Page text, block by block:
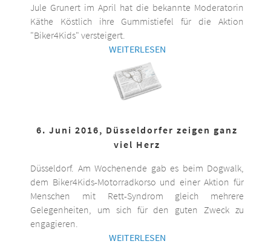
Jule Grunert im April hat die bekannte Moderatorin
Käthe Köstlich ihre Gummistiefel für die Aktion
"Biker4Kids" versteigert.
WEITERLESEN
6. Juni 2016, Düsseldorfer zeigen ganz
viel Herz
Düsseldorf. Am Wochenende gab es beim Dogwalk,
dem Biker4Kids-Motorradkorso und einer Aktion für
Menschen mit Rett-Syndrom gleich mehrere
Gelegenheiten, um sich für den guten Zweck zu
engagieren.
WEITERLESEN